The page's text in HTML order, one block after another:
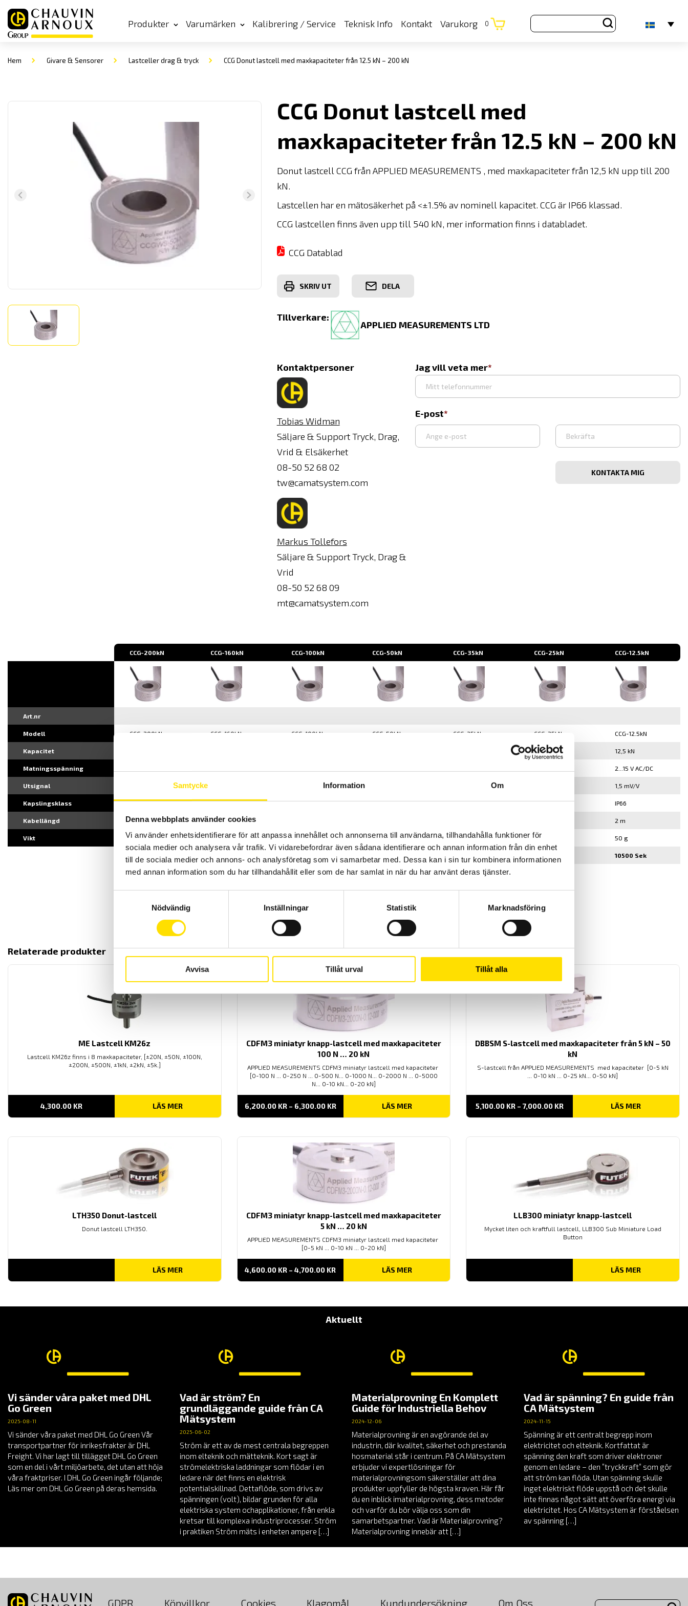
Samtycke Information Om
Denna webbplats använder cookies
Vi använder enhetsidentifierare för att anpassa innehållet och annonserna till användarna, tillhandahålla funktioner för
sociala medier och analysera vår trafik. Vi vidarebefordrar även sådana identifierare och annan information från din enhet
till de sociala medier och annons- och analysföretag som vi samarbetar med. Dessa kan i sin tur kombinera informationen
med annan information som du har tillhandahållit eller som de har samlat in när du har använt deras tjänster.
Nödvändig
Inställningar Statistik Marknadsföring
Avvisa Tillåt urval Tillåt alla
Produkter Varumärken Kalibrering / Service Teknisk Info Kontakt Varukorg 0
Hem Givare & Sensorer Lastceller drag & tryck CCG Donut lastcell med maxkapaciteter från 12.5 kN – 200 kN
CCG Donut lastcell med
maxkapaciteter från 12.5 kN – 200 kN
Donut lastcell CCG från APPLIED MEASUREMENTS , med maxkapaciteter från 12,5 kN upp till 200
kN.
Lastcellen har en mätosäkerhet på <±1.5% av nominell kapacitet. CCG är IP66 klassad.
CCG lastcellen finns även upp till 540 kN, mer information finns i databladet.
CCG Datablad
SKRIV UT DELA
Tillverkare:
APPLIED MEASUREMENTS LTD
Kontaktpersoner
Tobias Widman
Säljare & Support Tryck, Drag,
Vrid & Elsäkerhet
08-50 52 68 02
tw@camatsystem.com
Markus Tollefors
Säljare & Support Tryck, Drag &
Vrid
08-50 52 68 09
mt@camatsystem.com
Jag vill veta mer
E-post
Bekräfta
CCG-200kN CCG-160kN CCG-100kN CCG-50kN CCG-35kN CCG-25kN CCG-12.5kN
Art.nr
Modell CCG-200kN CCG-160kN CCG-100kN CCG-50kN CCG-35kN CCG-25kN CCG-12.5kN
Kapacitet 25 kN 12,5 kN
Matningsspänning 2...15 V AC/DC
Utsignal 1,5 mV/V
Kapslingsklass IP66 IP66 IP66 IP66 IP66 IP66 IP66
Kabellängd 2 m 2 m 2 m
Vikt 400 g 300 g 200 g 100 g 60 g 50 g
10500 Sek 10500 Sek 11800 Sek 10500 Sek 10500 Sek 10500 Sek 10500 Sek
Relaterade produkter
ME Lastcell KM26z
Lastcell KM26z finns i 8 maxkapaciteter, [±20N, ±50N, ±100N,
±200N, ±500N, ±1kN, ±2kN, ±5k.]
4,300.00 KR LÄS MER
CDFM3 miniatyr knapp-lastcell med maxkapaciteter
100 N … 20 kN
APPLIED MEASUREMENTS CDFM3 miniatyr lastcell med kapaciteter
[0-100 N ... 0-250 N ... 0-500 N... 0-1000 N... 0-2000 N ... 0-5000
N... 0-10 kN... 0-20 kN]
6,200.00 KR – 6,300.00 KRPRISINTERVALL:
TILL
LÄS MER
DBBSM S-lastcell med maxkapaciteter från 5 kN – 50
kN
S-lastcell från APPLIED MEASUREMENTS med kapaciteter [0-5 kN
... 0-10 kN ... 0-25 kN... 0-50 kN]
5,100.00 KR – 7,000.00 KRPRISINTERVALL:
TILL
LÄS MER
LTH350 Donut-lastcell
Donut lastcell LTH350.
LÄS MER
CDFM3 miniatyr knapp-lastcell med maxkapaciteter
5 kN … 20 kN
APPLIED MEASUREMENTS CDFM3 miniatyr lastcell med kapaciteter
[0-5 kN ... 0-10 kN ... 0-20 kN]
4,600.00 KR – 4,700.00 KRPRISINTERVALL:
TILL
LÄS MER
LLB300 miniatyr knapp-lastcell
Mycket liten och kraftfull lastcell, LLB300 Sub Miniature Load
Button
LÄS MER
Aktuellt
Vi sänder våra paket med DHL
Go Green
2025-08-11
Vi sänder våra paket med DHL Go Green Vår
transportpartner för inrikesfrakter är DHL
Freight. Vi har lagt till tillägget DHL Go Green
som en del i vårt miljöarbete, det utan att höja
våra fraktpriser. I DHL Go Green ingår följande;
Läs mer om DHL Go Green på deras hemsida.
Vad är ström? En
grundläggande guide från CA
Mätsystem
2025-06-02
Ström är ett av de mest centrala begreppen
inom elteknik och mätteknik. Kort sagt är
strömelektriska laddningar som flödar i en
ledare när det finns en elektrisk
potentialskillnad. Dettaflöde, som drivs av
spänningen (volt), bildar grunden för alla
elektriska system ochapplikationer, från enkla
kretsar till komplexa industriprocesser. Ström
i praktiken Ström mäts i enheten ampere […]
Materialprovning En Komplett
Guide för Industriella Behov
2024-12-06
Materialprovning är en avgörande del av
industrin, där kvalitet, säkerhet och prestanda
hosmaterial står i centrum. På CA Mätsystem
erbjuder vi expertlösningar för
materialprovningsom säkerställer att dina
produkter uppfyller de högsta kraven. Här får
du en inblick imaterialprovning, dess metoder
och varför du bör välja oss som din
samarbetspartner. Vad är Materialprovning?
Materialprovning innebär att […]
Vad är spänning? En guide från
CA Mätsystem
2024-11-15
Spänning är ett centralt begrepp inom
elektricitet och elteknik. Kortfattat är
spänning den kraft som driver elektroner
genom en ledare – den ”tryckkraft” som gör
att ström kan flöda. Utan spänning skulle
inget elektriskt flöde uppstå och det skulle
inte finnas något sätt att överföra energi via
elektricitet. Hos CA Mätsystem är förståelsen
av spänning […]
GDPR Köpvillkor Cookies Klagomål Kundundersökning Om Oss